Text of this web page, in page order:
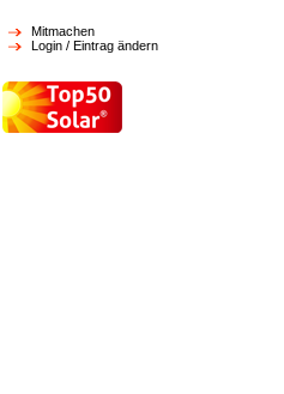
Mitmachen
Login / Eintrag ändern